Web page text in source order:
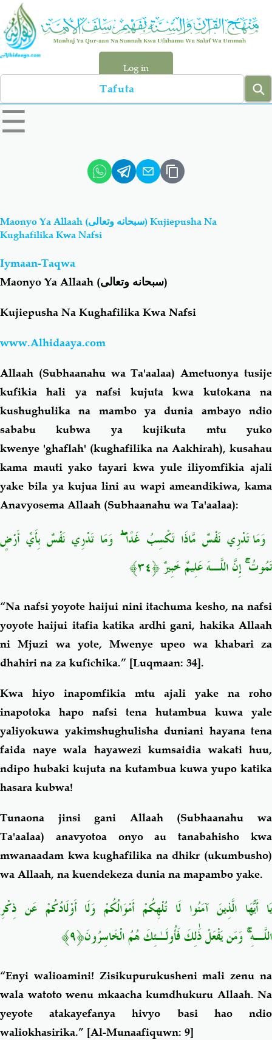
Skip
main
content
Log in
Search
left
sidebar
☰
Hadiyth
Aqiydah Manhaj
Shirki & Kufru
Fiqh-Ibaadah
Fataawa Za Ulamaa Kauli Za Salaf
Akhlaaq-Aadaab Raqaaiq
Familia-Jamii Maswali-Majibu
Chemsha Bongo Vitabu
Maonyo Ya Allaah (سبحانه وتعالى) Kujiepusha Na
Kughafilika Kwa Nafsi
Iymaan-Taqwa
Maonyo Ya Allaah
(سبحانه وتعالى)
Kujiepusha Na Kughafilika Kwa Nafsi
www.Alhidaaya.com
Allaah (Subhaanahu wa Ta'aalaa) Ametuonya tusije
kufikia hali ya nafsi kujuta kwa kutokana na
kushughulika na mambo ya dunia ambayo ndio
sababu kubwa ya kujikuta mtu yuko
kwenye 'ghaflah' (kughafilika na Aakhirah), kusahau
kama mauti yako tayari kwa yule iliyomfikia ajali
yake bila ya kujua lini au wapi ameandikiwa, kama
Anavyosema Allaah (Subhaanahu wa Ta'aalaa):
وَمَا تَدْرِي نَفْسٌ مَّاذَا تَكْسِبُ غَدًا ۖ وَمَا تَدْرِي نَفْسٌ بِأَيِّ أَرْضٍ
تَمُوتُ ۚ إِنَّ اللَّـهَ عَلِيمٌ خَبِيرٌ ﴿٣٤﴾
“Na nafsi yoyote haijui nini itachuma kesho, na nafsi
yoyote haijui itafia katika ardhi gani, hakika Allaah
ni Mjuzi wa yote, Mwenye upeo wa khabari za
dhahiri na za kufichika.” [Luqmaan: 34].
Kwa hiyo inapomfikia mtu ajali yake na roho
inapotoka hapo nafsi tena hutambua kuwa yale
yaliyokuwa yakimshughulisha duniani hayana tena
faida naye wala hayawezi kumsaidia wakati huu,
ndipo hubaki kujuta na kutambua kuwa yupo katika
hasara kubwa!
Tunaona jinsi gani Allaah (Subhaanahu wa
Ta'aalaa) anavyotoa onyo au tanabahisho kwa
mwanaadam kwa kughafilika na dhikr (ukumbusho)
wa Allaah, na kuendekeza dunia na mapambo yake.
يَا أَيُّهَا الَّذِينَ آمَنُوا لَا تُلْهِكُمْ أَمْوَالُكُمْ وَلَا أَوْلَادُكُمْ عَن ذِكْرِ
اللَّـهِ ۚ وَمَن يَفْعَلْ ذَٰلِكَ فَأُولَـٰئِكَ هُمُ الْخَاسِرُونَ﴿٩﴾
“Enyi walioamini! Zisikupurukusheni mali zenu na
wala watoto wenu mkaacha kumdhukuru Allaah. Na
yeyote atakayefanya hivyo basi hao ndio
waliokhasirika.” [Al-Munaafiquwn: 9]